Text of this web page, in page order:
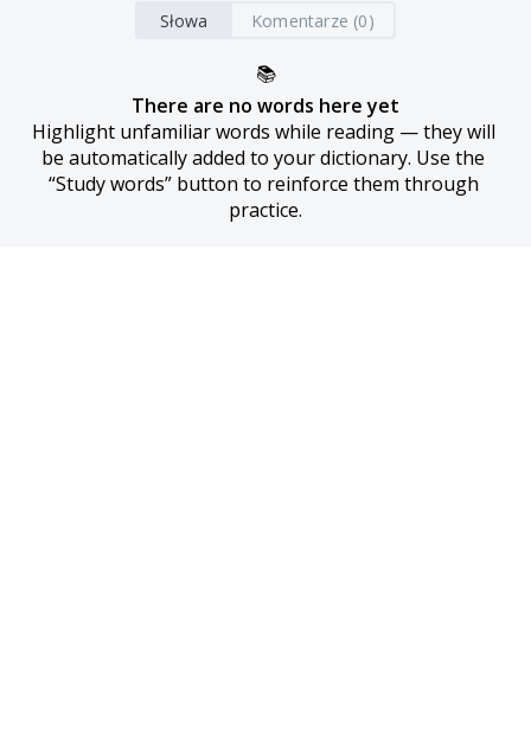
Słowa Komentarze (0)
📚
There are no words here yet
Highlight unfamiliar words while reading — they will
be automatically added to your dictionary. Use the
“Study words” button to reinforce them through
practice.